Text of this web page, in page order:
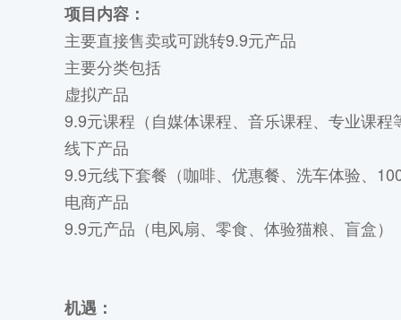
项目内容：
主要直接售卖或可跳转9.9元产品
主要分类包括
虚拟产品
9.9元课程（自媒体课程、音乐课程、专业课程
线下产品
9.9元线下套餐（咖啡、优惠餐、洗车体验、
电商产品
9.9元产品（电风扇、零食、体验猫粮、盲盒）
机遇：